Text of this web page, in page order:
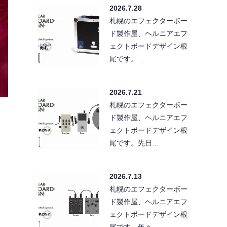
2026.7.28
札幌のエフェクターボー
ド製作屋、ヘルニアエフ
ェクトボードデザイン根
尾です。…
2026.7.21
札幌のエフェクターボー
ド製作屋、ヘルニアエフ
ェクトボードデザイン根
尾です。先日…
2026.7.13
札幌のエフェクターボー
ド製作屋、ヘルニアエフ
ェクトボードデザイン根